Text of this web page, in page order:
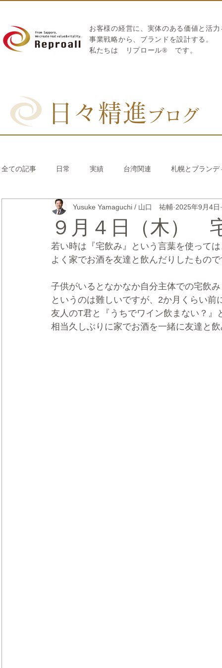
お客様の経営に、実体のある価値と活
​事業戦略から、ブランドを設計する。
私たちは
リプロール® です。
日々精進 ブログ
全ての記事 日常 実績 台湾関連 札幌とブランデ
リブランディング® さとうきび繊維のストロー 中国
CRMブランディング® デジタルマーケティングブランデ
９月４日（木）
Yusuke Yamaguchi / 山口 祐輔 2025年9月4日
若い時は『宅飲み』という言葉を使って
よく家でお酒を友達と飲んだりしたもの
子供がいるとなかなか自分主体での宅飲み
というのは難しいですが、2か月くらい前
友人のT君と『うちでワイン飲まない？』
相当久しぶりに家でお酒を一緒に友達と